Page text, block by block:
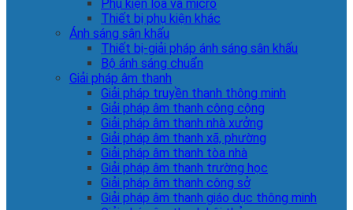
Phụ kiện loa và micro
Thiết bị phụ kiện khác
Ánh sáng sân khấu
Thiết bị-giải pháp ánh sáng sân khấu
Bộ ánh sáng chuẩn
Giải pháp âm thanh
Giải pháp truyền thanh thông minh
Giải pháp âm thanh công cộng
Giải pháp âm thanh nhà xưởng
Giải pháp âm thanh xã, phường
Giải pháp âm thanh tòa nhà
Giải pháp âm thanh trường học
Giải pháp âm thanh công sở
Giải pháp âm thanh giáo dục thông minh